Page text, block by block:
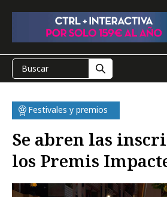
Festivales y premios
Se abren las
los Premis